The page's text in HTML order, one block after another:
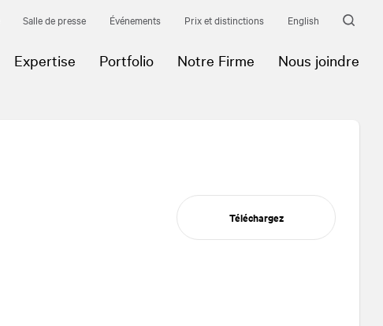
Salle de presse Événements Prix et distinctions English
Expertise Portfolio Notre Firme Nous joindre
Téléchargez